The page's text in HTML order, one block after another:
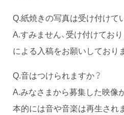
Q.紙焼きの写真は受け付けて
A.すみません、受け付けてお
による入稿をお願いしており
Q.音はつけられますか？
A.みなさまから募集した映像
本的には音や音楽は再生され